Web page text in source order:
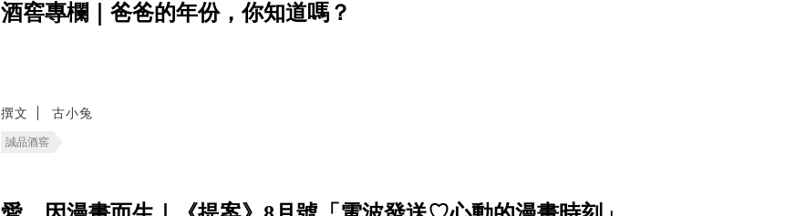
酒窖專欄｜爸爸的年份，你知道嗎？
撰文 古小兔
誠品酒窖